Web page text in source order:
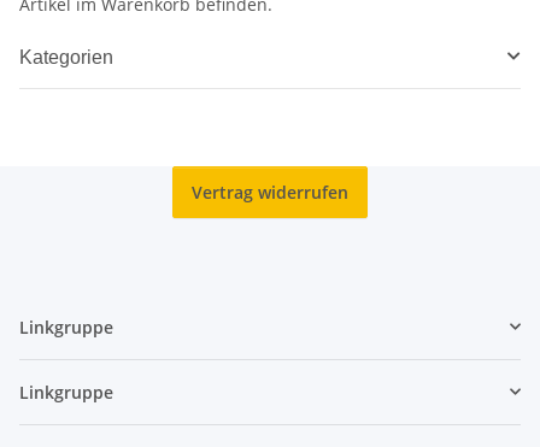
Kategorien
Vertrag widerrufen
Linkgruppe
Linkgruppe